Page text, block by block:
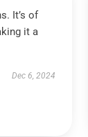
It’s of
it a
Dec 6, 2024